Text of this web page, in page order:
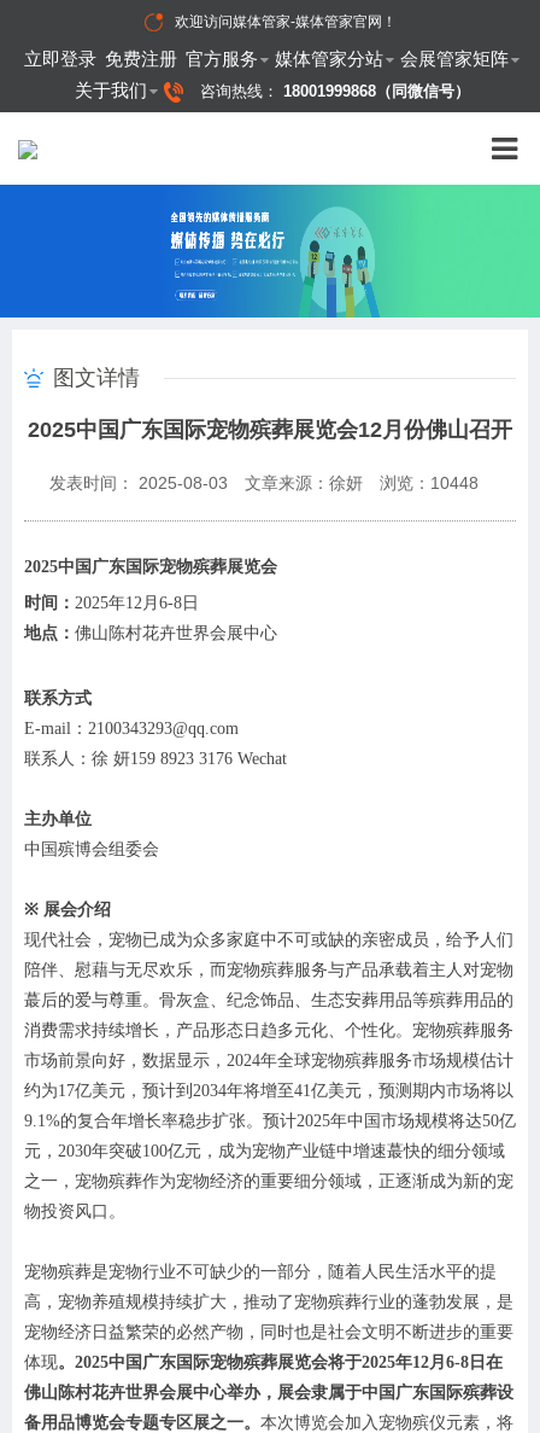
欢迎访问媒体管家-媒体管家官网 ！
立即登录 免费注册 官方服务 媒体管家分站
会展管家矩阵
关于我们
咨询热线： 18001999868（同微信号）
图文详情
2025中国广东国际宠物殡葬展览会12月份佛山召开
发表时间： 2025-08-03 文章来源：徐妍 浏览： 10448
2025中国广东国际宠物殡葬展览会
时间： 2025年12月6-8日
地点： 佛山陈村花卉世界会展中心
联系方式
E-mail：2100343293@qq.com
联系人：徐 妍159 8923 3176 Wechat
主办单位
中国殡博会组委会
※ 展会介绍
现代社会，宠物已成为众多家庭中不可或缺的亲密成员，给予人们
陪伴、慰藉与无尽欢乐，而宠物殡葬服务与产品承载着主人对宠物
蕞后的爱与尊重。骨灰盒、纪念饰品、生态安葬用品等殡葬用品的
消费需求持续增长，产品形态日趋多元化、个性化。宠物殡葬服务
市场前景向好，数据显示， 2024年全球宠物殡葬服务市场规模估计
约为17亿美元，预计到2034年将增至41亿美元，预测期内市场将以
9.1%的复合年增长率稳步扩张。预计2025年中国市场规模将达50亿
元，2030年突破100亿元，成为宠物产业链中增速蕞快的细分领域
之一，宠物殡葬作为宠物经济的重要细分领域，正逐渐成为新的宠
物投资风口。
宠物殡葬是宠物行业不可缺少的一部分，随着人民生活水平的提
高，宠物养殖规模持续扩大，推动了宠物殡葬行业的蓬勃发展，是
宠物经济日益繁荣的必然产物，同时也是社会文明不断进步的重要
体现。 2025中国广东国际宠物殡葬展览会将于2025年12月 6-8 日在
佛山陈村花卉世界会展中心举办， 展会隶属于中国广东国际殡葬设
备用品博览会专题专区展之一。 本次博览会加入宠物殡仪元素，将